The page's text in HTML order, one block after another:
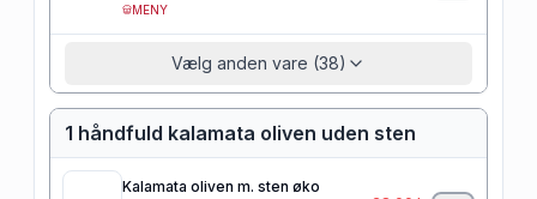
MENY
Vælg anden vare (38)
1 håndfuld kalamata oliven uden sten
Kalamata oliven m. sten øko